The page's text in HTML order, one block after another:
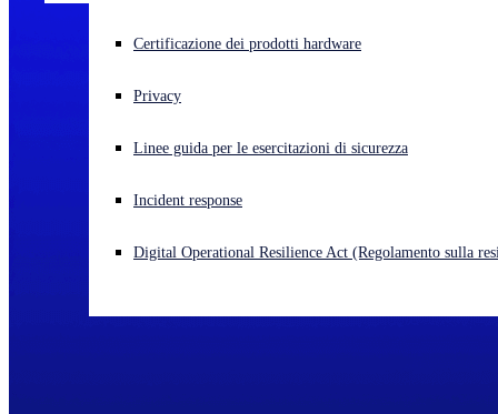
Cyberattacco in corso? Ottieni assistenza immediata
Open language switcher
Certificazione dei prodotti hardware
Privacy
Linee guida per le esercitazioni di sicurezza
Incident response
Digital Operational Resilience Act (Regolamento sulla